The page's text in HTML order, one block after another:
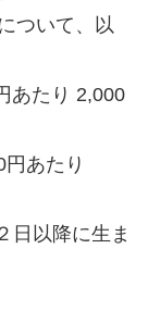
ついて、以
たり 2,000
あたり
以降に生ま